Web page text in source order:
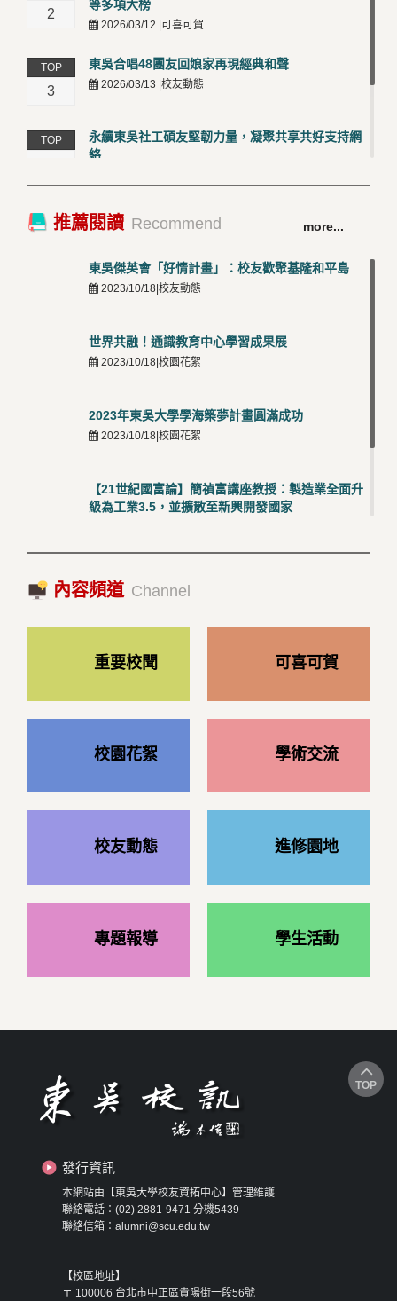
2
等多項大榜
2026/03/12 |可喜可賀
TOP
3
東吳合唱48團友回娘家再現經典和聲
2026/03/13 |校友動態
TOP
永續東吳社工碩友堅韌力量，凝聚共享共好支持網
絡
TOP
卓越永續校園 東吳大學連奪 ISO 14001、45001 及
50001三大國際驗證殊榮
推薦閱讀 Recommend more...
東吳傑英會「好情計畫」：校友歡聚基隆和平島
2023/10/18|校友動態
世界共融！通識教育中心學習成果展
2023/10/18|校園花絮
2023年東吳大學學海築夢計畫圓滿成功
2023/10/18|校園花絮
【21世紀國富論】簡禎富講座教授：製造業全面升
級為工業3.5，並擴散至新興開發國家
2023/10/18|推薦閱讀
內容頻道 Channel
重要校聞 可喜可賀
校園花絮 學術交流
校友動態 進修園地
專題報導 學生活動
發行資訊
本網站由【東吳大學校友資拓中心】管理維護
聯絡電話：(02) 2881-9471 分機5439
聯絡信箱：alumni@scu.edu.tw
【校區地址】
〒 100006 台北市中正區貴陽街一段56號
TOP